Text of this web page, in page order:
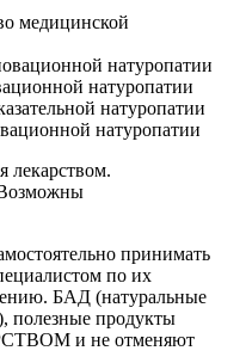
медицинской
натуропатии
натуропатии
лекарством.
Возможны
принимать
по их
БАД (натуральные
полезные продукты
и не отменяют